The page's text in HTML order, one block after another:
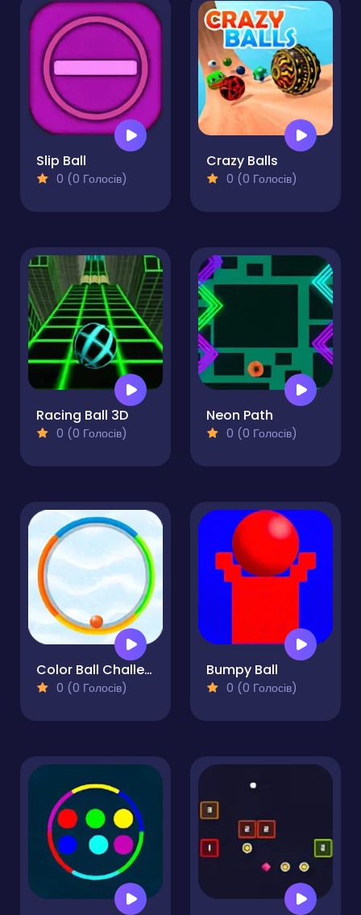
Slip Ball
0 (0 Голосів)
Crazy Balls
0 (0 Голосів)
Racing Ball 3D
0 (0 Голосів)
Neon Path
0 (0 Голосів)
Color Ball Challenge
0 (0 Голосів)
Bumpy Ball
0 (0 Голосів)